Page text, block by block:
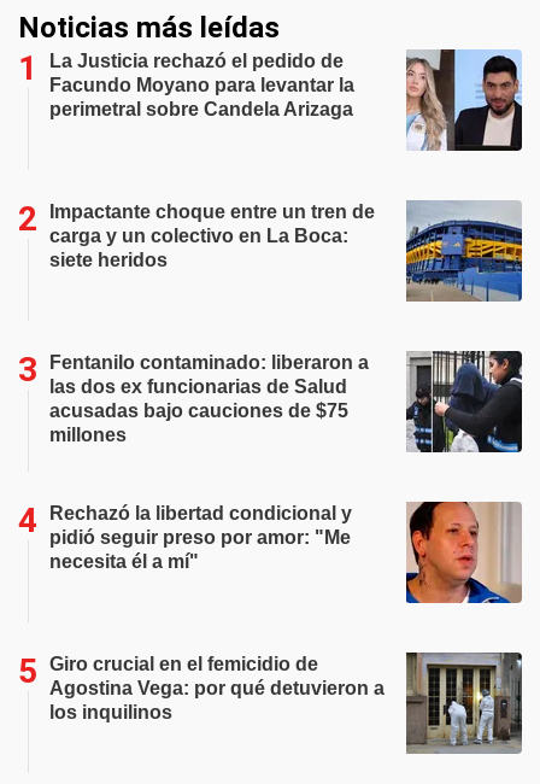
Noticias más leídas
La Justicia rechazó el pedido de
Facundo Moyano para levantar la
perimetral sobre Candela Arizaga
Impactante choque entre un tren de
carga y un colectivo en La Boca:
siete heridos
Fentanilo contaminado: liberaron a
las dos ex funcionarias de Salud
acusadas bajo cauciones de $75
millones
Rechazó la libertad condicional y
pidió seguir preso por amor: "Me
necesita él a mí"
Giro crucial en el femicidio de
Agostina Vega: por qué detuvieron a
los inquilinos